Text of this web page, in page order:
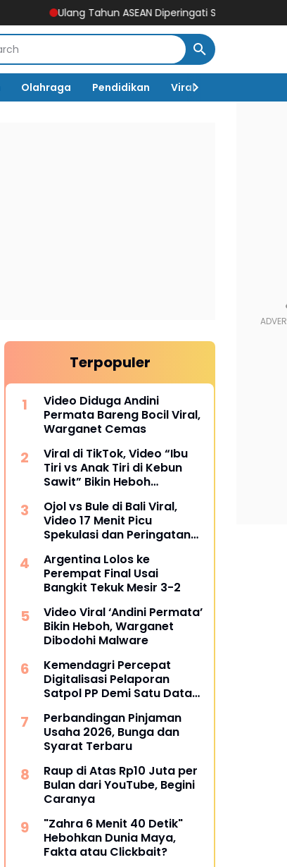
Ulang Tahun ASEAN Diperingati Setiap 8 Agustus, Begini
Olahraga Pendidikan Viral
Terpopuler
Video Diduga Andini
Permata Bareng Bocil Viral,
Warganet Cemas
Viral di TikTok, Video “Ibu
Tiri vs Anak Tiri di Kebun
Sawit” Bikin Heboh
Ojol vs Bule di Bali Viral,
Video 17 Menit Picu
Spekulasi dan Peringatan
Argentina Lolos ke
Perempat Final Usai
Bangkit Tekuk Mesir 3-2
Video Viral ‘Andini Permata’
Bikin Heboh, Warganet
Dibodohi Malware
Kemendagri Percepat
Digitalisasi Pelaporan
Satpol PP Demi Satu Data
Perbandingan Pinjaman
Usaha 2026, Bunga dan
Syarat Terbaru
Raup di Atas Rp10 Juta per
Bulan dari YouTube, Begini
Caranya
"Zahra 6 Menit 40 Detik"
Hebohkan Dunia Maya,
Fakta atau Clickbait?